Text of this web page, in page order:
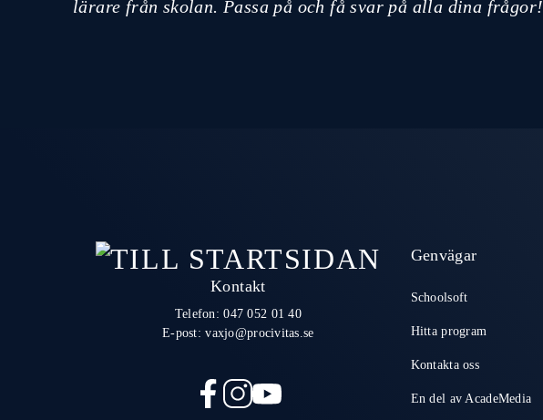
lärare från skolan. Passa på och få svar på alla dina frågor!
Kontakt
Telefon:047 052 01 40
E-post:vaxjo@procivitas.se
Genvägar
Schoolsoft
Hitta program
Kontakta oss
En del av AcadeMedia